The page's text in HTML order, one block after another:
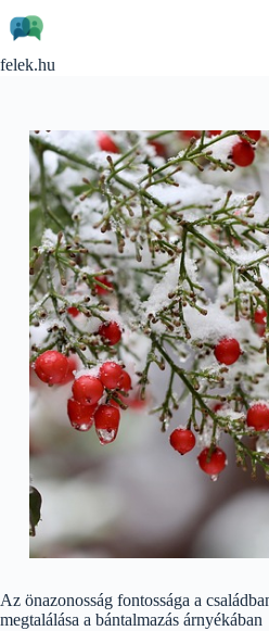
to
content
felek.hu
Az önazonosság fontossága a
megtalálása a bántalmazás árnyékában